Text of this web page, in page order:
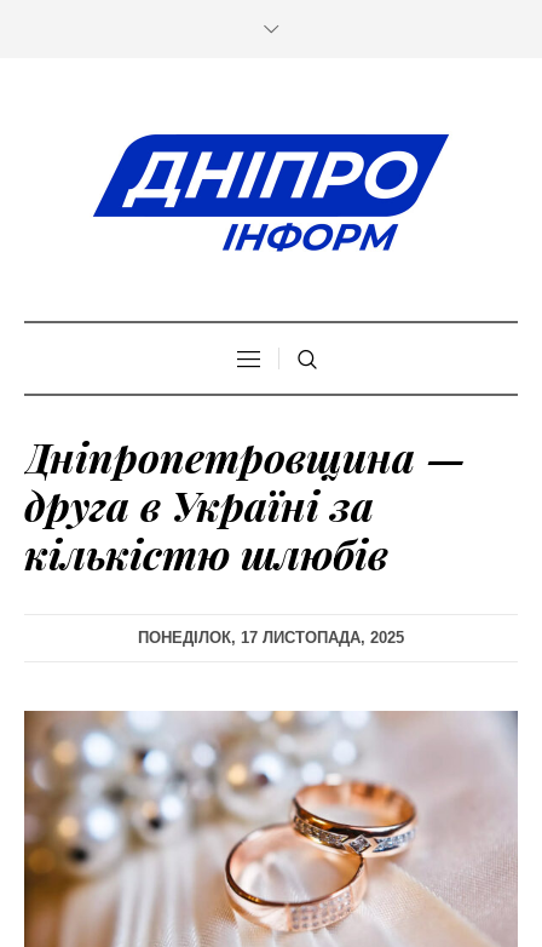
Дніпропетровщина —
друга в Україні за
кількістю шлюбів
ПОНЕДІЛОК, 17 ЛИСТОПАДА, 2025